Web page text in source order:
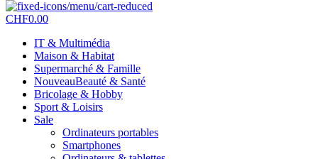
CHF0.00
IT & Multimédia
Maison & Habitat
Supermarché & Famille
NouveauBeauté & Santé
Bricolage & Hobby
Sport & Loisirs
Sale
Ordinateurs portables
Smartphones